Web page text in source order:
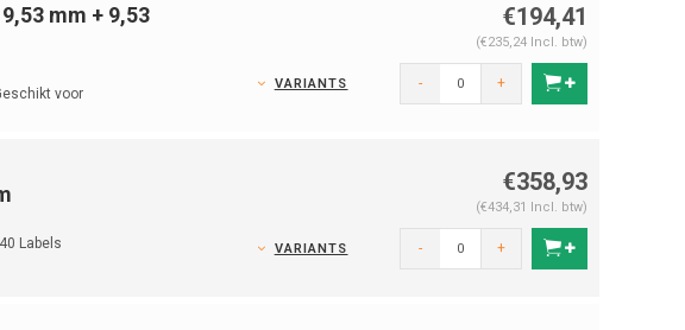
mm + 9,53
voor
€194,41
(€235,24 Incl. btw)
VARIANTS - +
Labels
€358,93
(€434,31 Incl. btw)
VARIANTS - +